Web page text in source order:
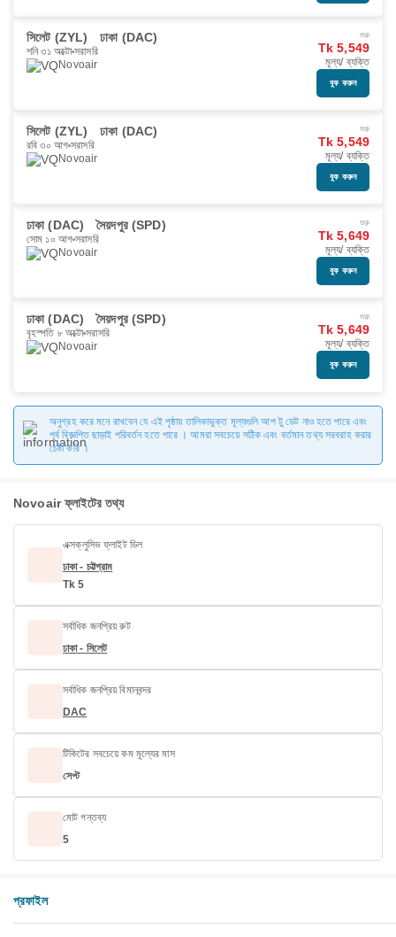
সিলেট (ZYL) ঢাকা (DAC)
শনি ৩১ অক্টো সরাসরি
Novoair
শুরু
Tk 5,549
মূল্য/ ব্যক্তি
বুক করুন
সিলেট (ZYL) ঢাকা (DAC)
রবি ৩০ আগ সরাসরি
Novoair
শুরু
Tk 5,549
মূল্য/ ব্যক্তি
বুক করুন
ঢাকা (DAC) সৈয়দপুর (SPD)
সোম ১০ আগ সরাসরি
Novoair
শুরু
Tk 5,649
মূল্য/ ব্যক্তি
বুক করুন
ঢাকা (DAC) সৈয়দপুর (SPD)
বৃহস্পতি ৮ অক্টো সরাসরি
Novoair
শুরু
Tk 5,649
মূল্য/ ব্যক্তি
বুক করুন
অনুগ্রহ করে মনে রাখবেন যে এই পৃষ্ঠায় তালিকাভুক্ত মূল্যগুলি আপ টু ডেট নাও হতে পারে এবং
পূর্ব বিজ্ঞপ্তি ছাড়াই পরিবর্তন হতে পারে । আমরা সবচেয়ে সঠিক এবং বর্তমান তথ্য সরবরাহ করার
চেষ্টা করি ।
Novoair ফ্লাইটের তথ্য
এক্সক্লুসিভ ফ্লাইট ডিল
ঢাকা - চট্টগ্রাম
Tk 5
সর্বাধিক জনপ্রিয় রুট
ঢাকা - সিলেট
সর্বাধিক জনপ্রিয় বিমানবন্দর
DAC
টিকিটের সবচেয়ে কম মূল্যের মাস
সেপ্ট
মোট গন্তব্য
5
প্রফাইল